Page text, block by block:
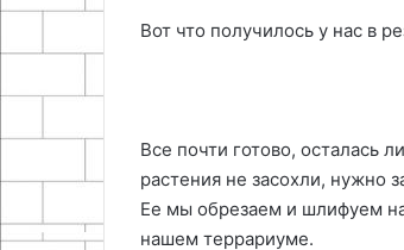
Вот что получилось у нас в
Все почти готово, осталась
растения не засохли, нужно
Ее мы обрезаем и шлифуем
нашем террариуме.